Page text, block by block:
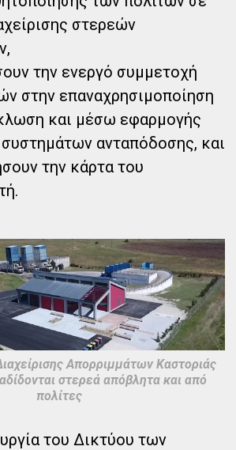
στερεών
την ενεργό συμμετοχή
στην επαναχρησιμοποίηση
και μέσω εφαρμογής
ανταπόδοσης, και
την κάρτα του
Απορριμμάτων Καστοριάς
στερεά απόβλητα και από
πολίτες
του Δικτύου των